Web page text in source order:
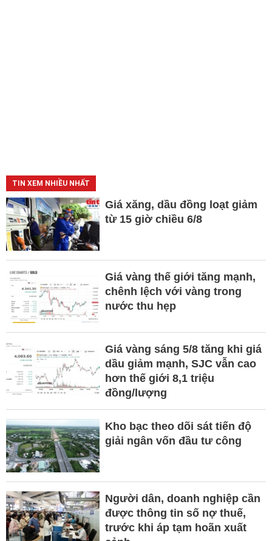
TIN XEM NHIỀU NHẤT
Giá xăng, dầu đồng loạt giảm
từ 15 giờ chiều 6/8
Giá vàng thế giới tăng mạnh,
chênh lệch với vàng trong
nước thu hẹp
Giá vàng sáng 5/8 tăng khi giá
dầu giảm mạnh, SJC vẫn cao
hơn thế giới 8,1 triệu
đồng/lượng
Kho bạc theo dõi sát tiến độ
giải ngân vốn đầu tư công
Người dân, doanh nghiệp cần
được thông tin số nợ thuế,
trước khi áp tạm hoãn xuất